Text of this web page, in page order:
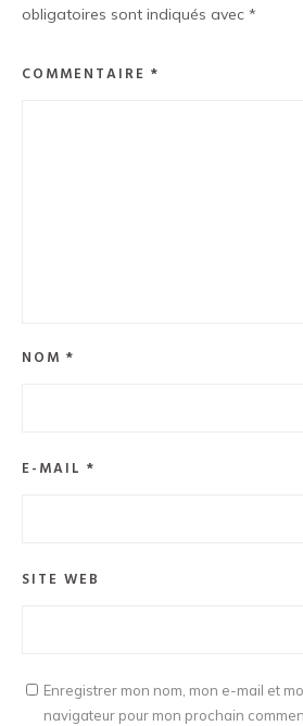
obligatoires sont indiqués avec *
COMMENTAIRE *
NOM *
E-MAIL *
SITE WEB
Enregistrer mon nom, mon e-mail et
navigateur pour mon prochain